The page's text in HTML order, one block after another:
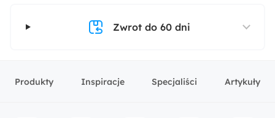
Zwrot do 60 dni
Produkty Inspiracje Specjaliści Artykuły